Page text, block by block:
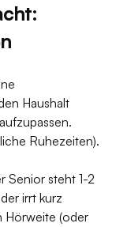
Haushalt
Ruhezeiten).
Senior steht 1-2
irrt kurz
Hörweite (oder